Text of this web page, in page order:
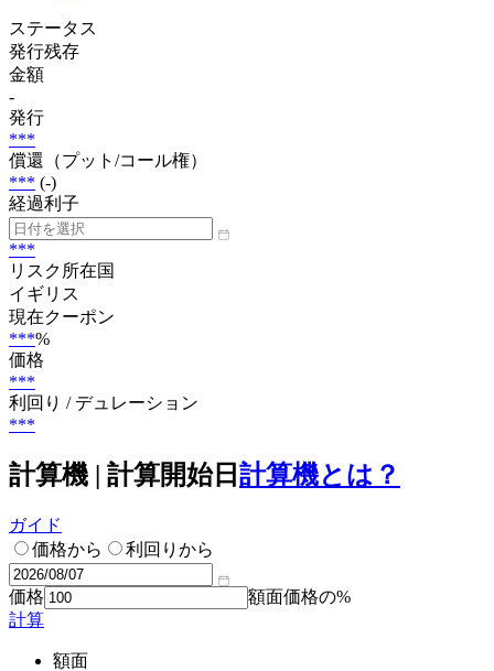
ステータス
発行残存
金額
-
発行
***
償還（プット/コール権）
*** (-)
経過利子
***
リスク所在国
イギリス
現在クーポン
***%
価格
***
利回り / デュレーション
***
計算機 | 計算開始日 計算機とは？
ガイド
価格から
利回りから
価格
額面価格の%
計算
額面